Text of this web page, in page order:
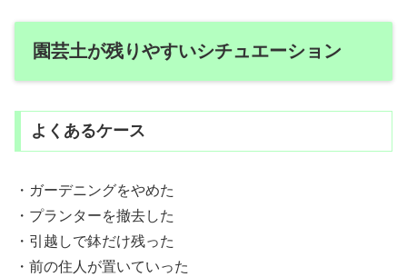
園芸土が残りやすいシチュエーション
よくあるケース
・ガーデニングをやめた
・プランターを撤去した
・引越しで鉢だけ残った
・前の住人が置いていった